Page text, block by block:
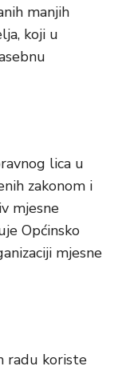
manjih
koji u
lica u
zakonom i
mjesne
Općinsko
mjesne
radu koriste